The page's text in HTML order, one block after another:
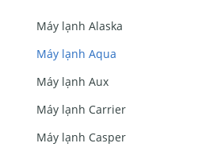
Máy lạnh Alaska
Máy lạnh Aqua
Máy lạnh Aux
Máy lạnh Carrier
Máy lạnh Casper